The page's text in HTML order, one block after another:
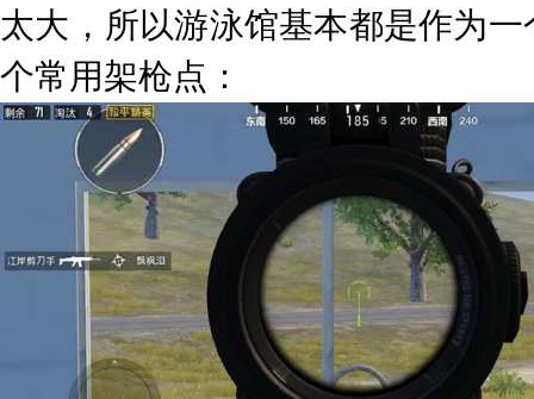
太大，所以游泳馆基本都是作为
个常用架枪点：